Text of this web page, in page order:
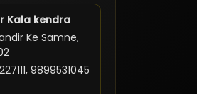
Kala kendra
Ke Samne,
9899531045